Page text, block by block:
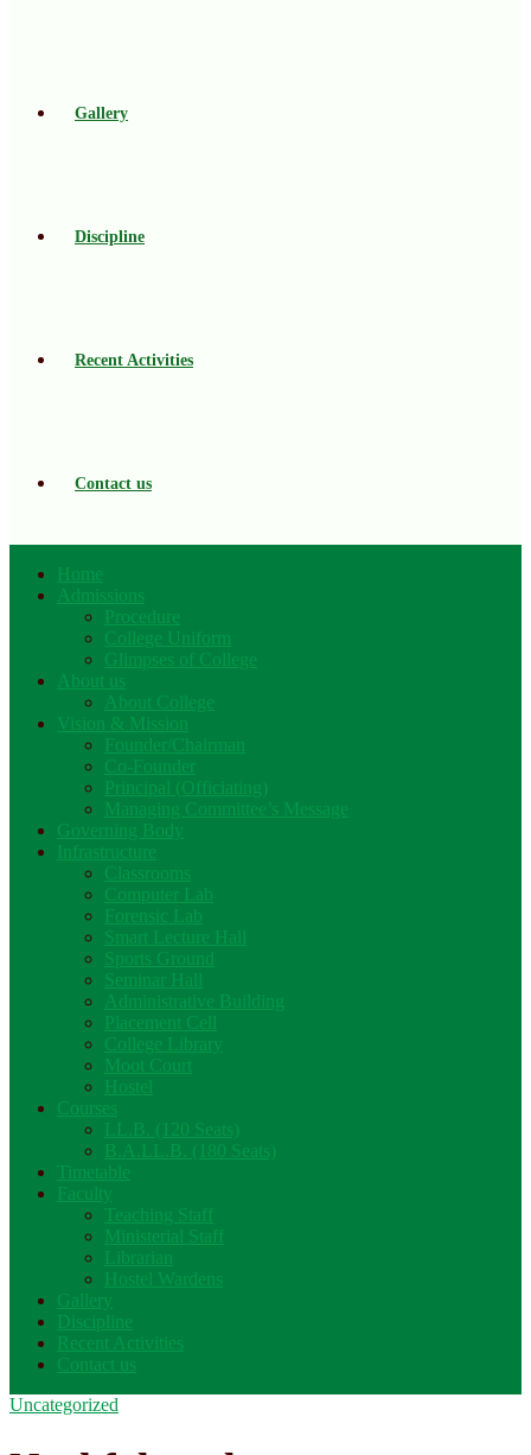
Gallery
Discipline
Recent Activities
Contact us
Home
Admissions
Procedure
College Uniform
Glimpses of College
About us
About College
Vision & Mission
Founder/Chairman
Co-Founder
Principal (Officiating)
Managing Committee’s Message
Governing Body
Infrastructure
Classrooms
Computer Lab
Forensic Lab
Smart Lecture Hall
Sports Ground
Seminar Hall
Administrative Building
Placement Cell
College Library
Moot Court
Hostel
Courses
LL.B. (120 Seats)
B.A.LL.B. (180 Seats)
Timetable
Faculty
Teaching Staff
Ministerial Staff
Librarian
Hostel Wardens
Gallery
Discipline
Recent Activities
Contact us
Uncategorized